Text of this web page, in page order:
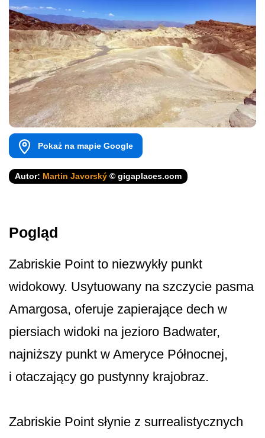
Pokaż na mapie Google
Autor: Martin Javorský © gigaplaces.com
Pogląd
Zabriskie Point to niezwykły punkt
widokowy. Usytuowany na szczycie pasma
Amargosa, oferuje zapierające dech w
piersiach widoki na jezioro Badwater,
najniższy punkt w Ameryce Północnej,
i otaczający go pustynny krajobraz.
Zabriskie Point słynie z surrealistycznych